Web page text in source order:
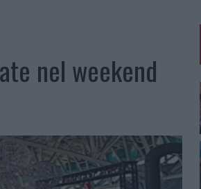
nel weekend